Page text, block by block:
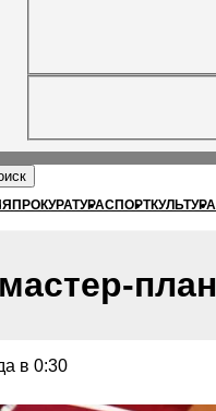
ПРОКУРАТУРАСПОРТКУЛЬТУРА
в 0:30